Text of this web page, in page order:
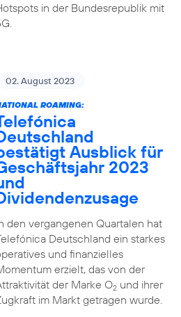
in der Bundesrepublik mit
02. August 2023
ROAMING:
Ausblick für
2023
den vergangenen Quartalen hat
Deutschland ein starkes
und finanzielles
erzielt, das von der
der Marke O2und ihrer
im Markt getragen wurde.